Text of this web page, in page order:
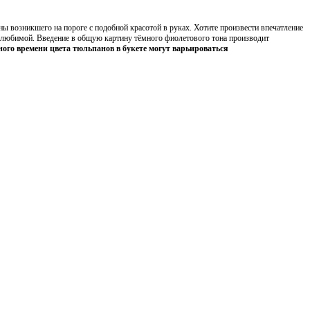
на пороге с подобной красотой в руках. Хотите произвести впечатление
Введение в общую картину тёмного фиолетового тона производит
времени цвета тюльпанов в букете могут варьироваться